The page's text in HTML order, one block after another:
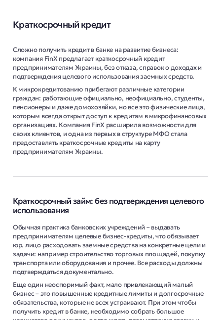
Краткосрочный кредит
Сложно получить кредит в банке на развитие бизнеса:
компания FinX предлагает краткосрочный кредит
предпринимателям Украины, без отказа, справок о доходах и
подтверждения целевого использования заемных средств.
К микрокредитованию прибегают различные категории
граждан: работающие официально, неофициально, студенты,
пенсионеры и даже домохозяйки, но все это физические лица,
которым всегда открыт доступ к кредитам в микрофинансовых
организациях. Компания FinX расширила возможности для
своих клиентов, и одна из первых в структуре МФО стала
предоставлять краткосрочные кредиты на карту
предпринимателям Украины.
Краткосрочный займ: без подтверждения целевого
использования
Обычная практика банковских учреждений – выдавать
предпринимателям целевые бизнес-кредиты, что обязывает
юр. лицо расходовать заемные средства на конкретные цели и
задачи: например строительство торговых площадей, покупку
транспорта или оборудования и прочее. Все расходы должны
подтверждаться документально.
Еще один неоспоримый факт, мало привлекающий малый
бизнес – это повышенные кредитные лимиты и долгосрочные
обязательства, которые не всех устраивают. При этом чтобы
получить кредит в банке, необходимо собрать большое